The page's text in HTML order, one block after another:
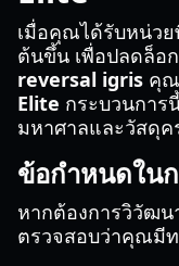
เมื่อคุณได้รับหน่วย
ต้นขึ้น เพื่อปลดล็อ
reversal igris คุณ
Elite กระบวนการ
มหาศาลและวัสดุ
ข้อกำหนดใน
หากต้องการวิวัฒน
ตรวจสอบว่าคุณมี